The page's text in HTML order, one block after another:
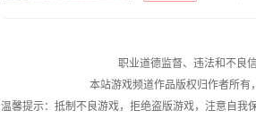
职业道德监督、违法和不良
本站游戏频道作品版权归作者所有
温馨提示：抵制不良游戏，拒绝盗版游戏，注意自我